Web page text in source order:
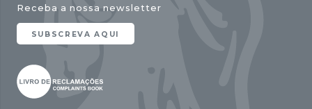
Receba a nossa newsletter
SUBSCREVA AQUI